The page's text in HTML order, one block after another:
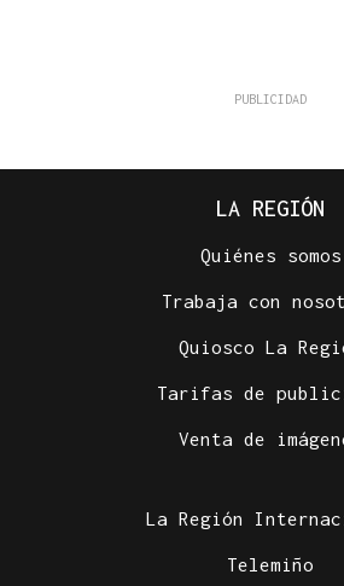
LA REGIÓN
Quiénes somos
Trabaja con
Quiosco La
Tarifas de
Venta de
La Región
Telemiño